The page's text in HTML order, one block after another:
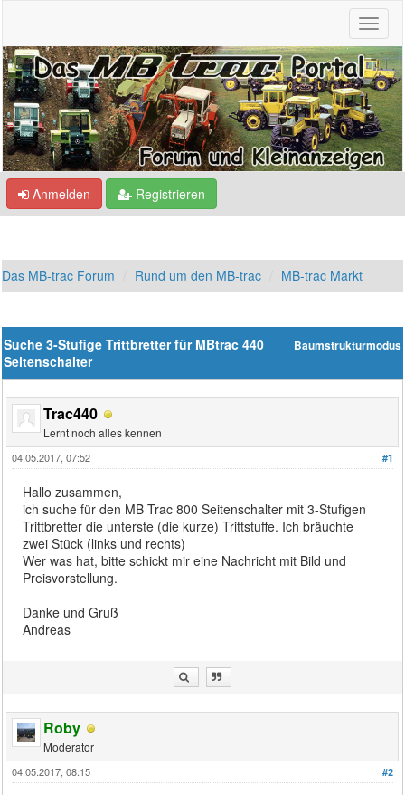
Anmelden Registrieren
Das MB-trac Forum Rund um den MB-trac MB-trac Markt
Baumstrukturmodus
Suche 3-Stufige Trittbretter für MBtrac 440
Seitenschalter
Trac440
Lernt noch alles kennen
#1
04.05.2017, 07:52
Hallo zusammen,
ich suche für den MB Trac 800 Seitenschalter mit 3-Stufigen
Trittbretter die unterste (die kurze) Trittstuffe. Ich bräuchte
zwei Stück (links und rechts)
Wer was hat, bitte schickt mir eine Nachricht mit Bild und
Preisvorstellung.
Danke und Gruß
Andreas
Roby
Moderator
#2
04.05.2017, 08:15